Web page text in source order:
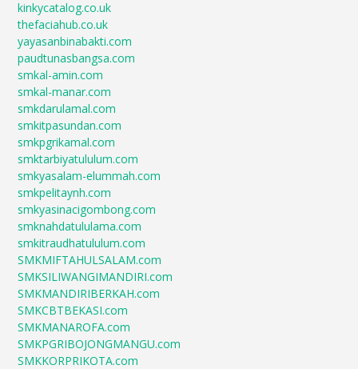
kinkycatalog.co.uk
thefaciahub.co.uk
yayasanbinabakti.com
paudtunasbangsa.com
smkal-amin.com
smkal-manar.com
smkdarulamal.com
smkitpasundan.com
smkpgrikamal.com
smktarbiyatululum.com
smkyasalam-elummah.com
smkpelitaynh.com
smkyasinacigombong.com
smknahdatululama.com
smkitraudhatululum.com
SMKMIFTAHULSALAM.com
SMKSILIWANGIMANDIRI.com
SMKMANDIRIBERKAH.com
SMKCBTBEKASI.com
SMKMANAROFA.com
SMKPGRIBOJONGMANGU.com
SMKKORPRIKOTA.com